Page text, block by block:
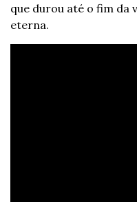
que durou até o fim da
eterna.